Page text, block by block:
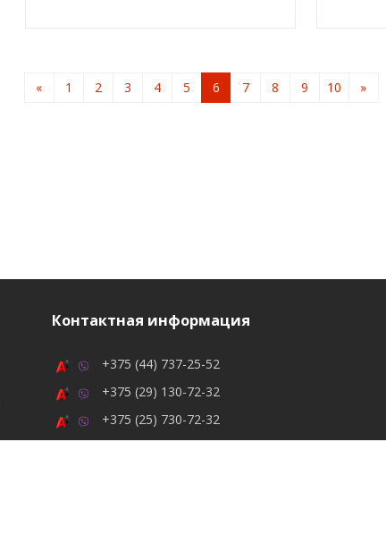
« 1 2 3 4 5 6 7 8 9 10 »
Контактная информация
+375 (44) 737-25-52
+375 (29) 130-72-32
+375 (25) 730-72-32